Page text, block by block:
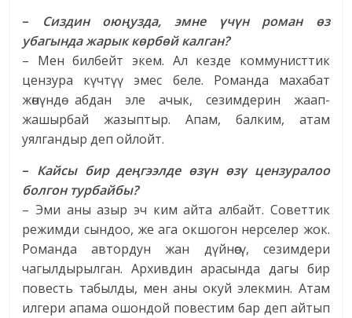
– Сиздин оюңузда, эмне үчүн роман өз
убагында жарык көрбөй калган?
– Мен билбейт экем. Ал кезде коммунисттик
цензура күчтүү эмес беле. Романда махабат
жөнүндө абдан эле ачык, сезимдерин жаап-
жашырбай жазыптыр. Апам, балким, атам
уялгандыр деп ойлойт.
– Кайсы бир деңгээлде өзүн өзү цензуралоо
болгон турбайбы?
– Эми аны азыр эч ким айта албайт. Советтик
режимди сындоо, же ага окшогон нерселер жок.
Романда автордун жан дүйнөсү, сезимдери
чагылдырылган. Архивдин арасында дагы бир
повесть табылды, мен аны окуй элекмин. Атам
илгери апама ошондой повестим бар деп айтып